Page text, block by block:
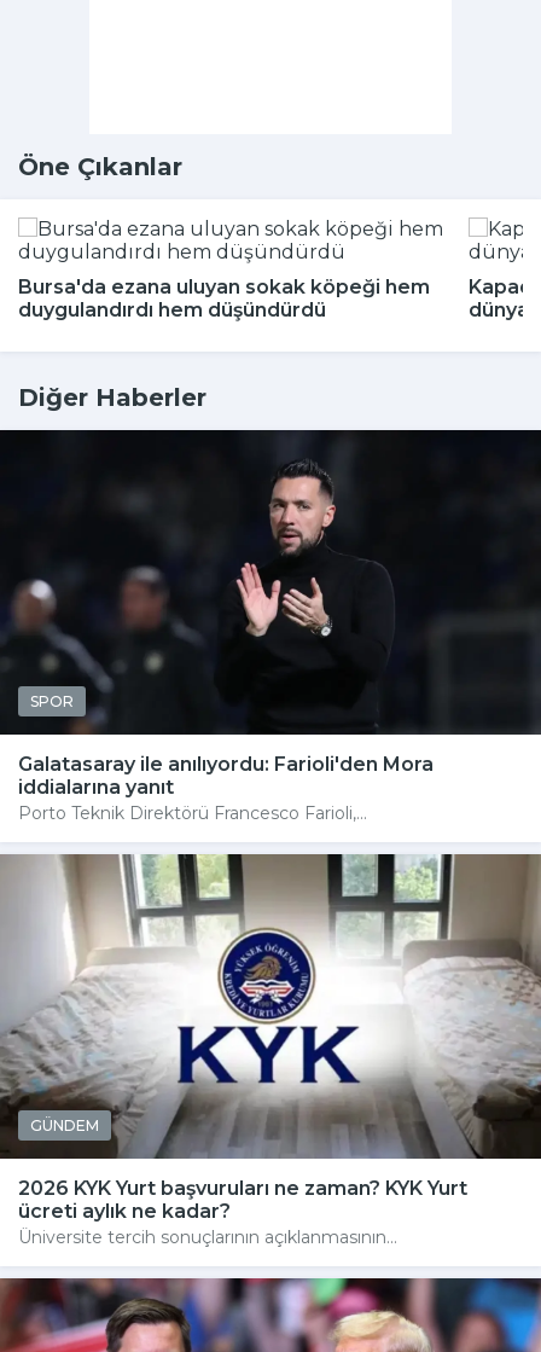
Öne Çıkanlar
Bursa'da ezana uluyan sokak köpeği hem
duygulandırdı hem düşündürdü
Diğer Haberler
SPOR
Galatasaray ile anılıyordu: Farioli'den Mora
iddialarına yanıt
Porto Teknik Direktörü Francesco Farioli,...
GÜNDEM
2026 KYK Yurt başvuruları ne zaman? KYK Yurt
ücreti aylık ne kadar?
Üniversite tercih sonuçlarının açıklanmasının...